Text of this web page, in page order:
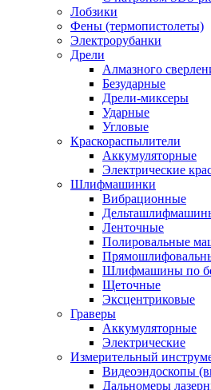
Лобзики
Фены (термопистолеты)
Электрорубанки
Дрели
Алмазного
Безударные
Дрели-миксеры
Ударные
Угловые
Краскораспылители
Аккумуляторные
Электрические
Шлифмашинки
Вибрационные
Ленточные
Полировальные
Шлифмашины по
Щеточные
Эксцентриковые
Граверы
Аккумуляторные
Электрические
Измерительный
Видеоэндоскопы
Дальномеры